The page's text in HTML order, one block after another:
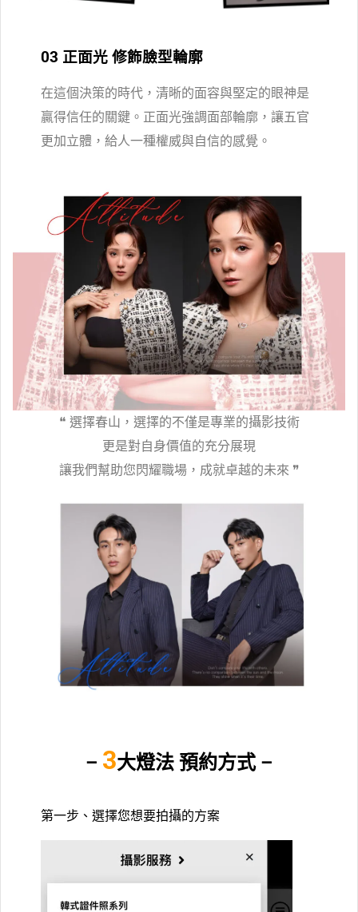
03 正面光 修飾臉型輪廓
在這個決策的時代，清晰的面容與堅定的眼神是
贏得信任的關鍵。正面光強調面部輪廓，讓五官
更加立體，給人一種權威與自信的感覺。
❝ 選擇春山，選擇的不僅是專業的攝影技術
更是對自身價值的充分展現
讓我們幫助您閃耀職場，成就卓越的未來 ❞
– 3大燈法 預約方式 –
第一步、選擇您想要拍攝的方案